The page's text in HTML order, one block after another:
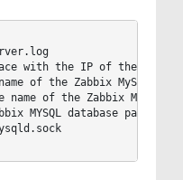
with the IP of the
of the Zabbix MySQL
name of the Zabbix MySQL
MYSQL database password